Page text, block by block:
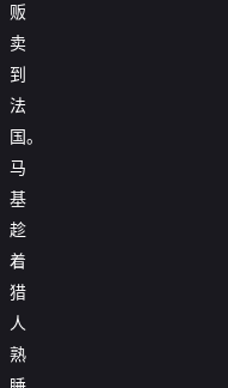
贩
卖
到
法
国。
马
基
趁
着
猎
人
熟